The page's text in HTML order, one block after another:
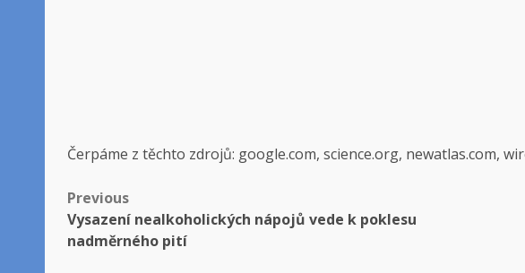
Čerpáme z těchto zdrojů: google.com, science.org, newatlas.com,
Post
navigation
Previous
Vysazení nealkoholických nápojů vede k poklesu
nadměrného pití